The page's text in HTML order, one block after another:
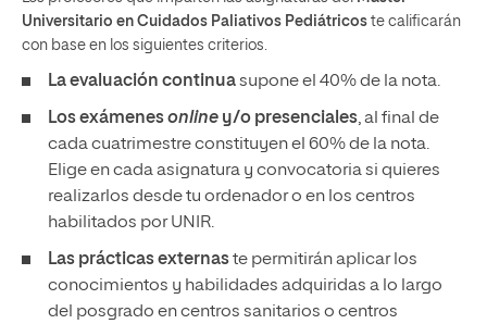
Universitario en Cuidados Paliativos Pediátricos te calificarán
con base en los siguientes criterios.
La evaluación continuasupone el 40% de la nota.
Los exámenesonline y/o presenciales, al final de
cada cuatrimestre constituyen el 60% de la nota.
Elige en cada asignatura y convocatoria si quieres
realizarlos desde tu ordenador o en los centros
habilitados por UNIR.
Las prácticas externaste permitirán aplicar los
conocimientos y habilidades adquiridas a lo largo
del posgrado en centros sanitarios o centros